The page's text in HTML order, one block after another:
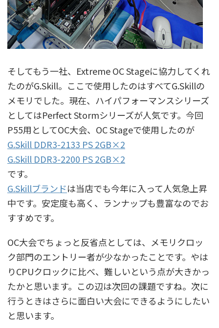
そしてもう一社、Extreme OC Stageに協力してくれ
たのがG.Skill。ここで使用したのはすべてG.Skillの
メモリでした。現在、ハイパフォーマンスシリーズ
としてはPerfect Stormシリーズが人気です。今回
P55用としてOC大会、OC Stageで使用したのが
G.Skill DDR3-2133 PS 2GB×2
G.Skill DDR3-2200 PS 2GB×2
です。
G.Skillブランドは当店でも今年に入って人気急上昇
中です。安定度も高く、ランナップも豊富なのでお
すすめです。
OC大会でちょっと反省点としては、メモリクロッ
ク部門のエントリー者が少なかったことです。やは
りCPUクロックに比べ、難しいという点が大きかっ
たかと思います。この辺は次回の課題ですね。次に
行うときはさらに面白い大会にできるようにしたい
と思います。